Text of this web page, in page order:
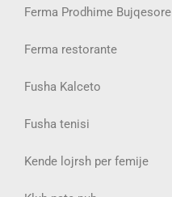
Ferma Prodhime Bujqesore
Ferma restorante
Fusha Kalceto
Fusha tenisi
Kende lojrsh per femije